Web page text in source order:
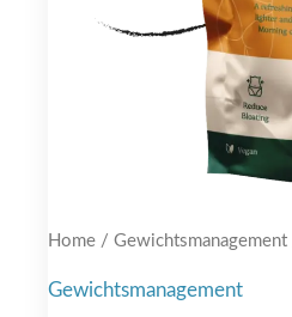
Home / Gewichtsmanagement
Gewichtsmanagement